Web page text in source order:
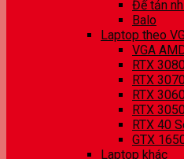
Đế tản
Balo
Laptop theo
VGA
RTX
RTX
RTX
RTX
RTX 40
GTX
Laptop khác